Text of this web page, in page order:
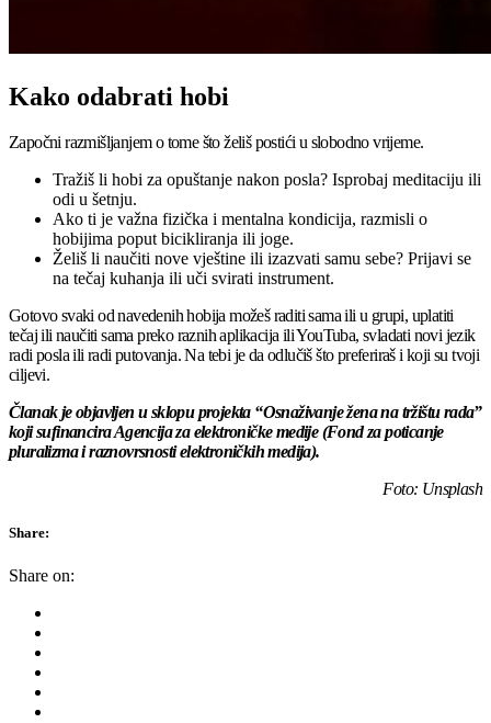
Kako odabrati hobi
Započni razmišljanjem o tome što želiš postići u slobodno vrijeme.
Tražiš li hobi za opuštanje nakon posla? Isprobaj meditaciju ili
odi u šetnju.
Ako ti je važna fizička i mentalna kondicija, razmisli o
hobijima poput bicikliranja ili joge.
Želiš li naučiti nove vještine ili izazvati samu sebe? Prijavi se
na tečaj kuhanja ili uči svirati instrument.
Gotovo svaki od navedenih hobija možeš raditi sama ili u grupi, uplatiti
tečaj ili naučiti sama preko raznih aplikacija ili YouTuba, svladati novi jezik
radi posla ili radi putovanja. Na tebi je da odlučiš što preferiraš i koji su tvoji
ciljevi.
Članak je objavljen u sklopu projekta “Osnaživanje žena na tržištu rada”
koji sufinancira Agencija za elektroničke medije (Fond za poticanje
pluralizma i raznovrsnosti elektroničkih medija).
Foto: Unsplash
Share:
Share on: